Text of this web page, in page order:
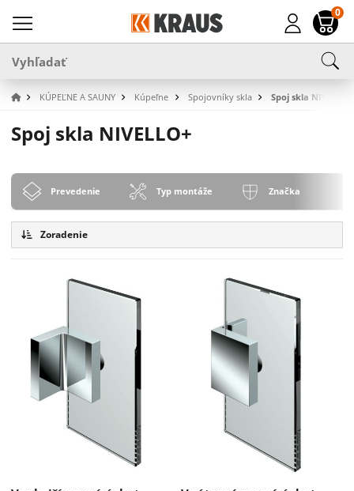
0
KÚPEĽNE A SAUNY Kúpeľne Spojovníky skla Spoj skla NIVELLO+
Spoj skla NIVELLO+
Prevedenie Typ montáže Značka
Zoradenie